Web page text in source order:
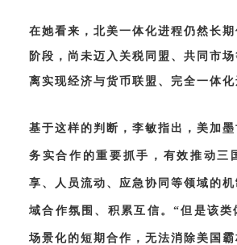
在她看来，北美一体化进程仍然长
阶段，尚未迈入关税同盟、共同市
离实现经济与货币联盟、完全一体化
基于这样的判断，李敏指出，美加
务实合作的重要抓手，有效推动三
享、人员流动、应急协同等领域的
域合作氛围、积累互信。“但是该类
场景化的短期合作，无法消除美国